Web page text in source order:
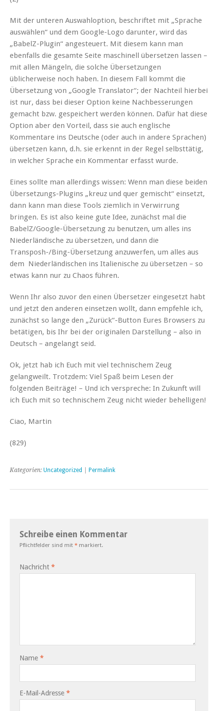
Mit der unteren Auswahloption, beschriftet mit „Sprache
auswählen“ und dem Google-Logo darunter, wird das
„BabelZ-Plugin“ angesteuert. Mit diesem kann man
ebenfalls die gesamte Seite maschinell übersetzen lassen –
mit allen Mängeln, die solche Übersetzungen
üblicherweise noch haben. In diesem Fall kommt die
Übersetzung von „Google Translator“; der Nachteil hierbei
ist nur, dass bei dieser Option keine Nachbesserungen
gemacht bzw. gespeichert werden können. Dafür hat diese
Option aber den Vorteil, dass sie auch englische
Kommentare ins Deutsche (oder auch in andere Sprachen)
übersetzen kann, d.h. sie erkennt in der Regel selbsttätig,
in welcher Sprache ein Kommentar erfasst wurde.
Eines sollte man allerdings wissen: Wenn man diese beiden
Übersetzungs-Plugins „kreuz und quer gemischt“ einsetzt,
dann kann man diese Tools ziemlich in Verwirrung
bringen. Es ist also keine gute Idee, zunächst mal die
BabelZ/Google-Übersetzung zu benutzen, um alles ins
Niederländische zu übersetzen, und dann die
Transposh-/Bing-Übersetzung anzuwerfen, um alles aus
dem Niederländischen ins Italienische zu übersetzen – so
etwas kann nur zu Chaos führen.
Wenn Ihr also zuvor den einen Übersetzer eingesetzt habt
und jetzt den anderen einsetzen wollt, dann empfehle ich,
zunächst so lange den „Zurück“-Button Eures Browsers zu
betätigen, bis Ihr bei der originalen Darstellung – also in
Deutsch – angelangt seid.
Ok, jetzt hab ich Euch mit viel technischem Zeug
gelangweilt. Trotzdem: Viel Spaß beim Lesen der
folgenden Beiträge! – Und ich verspreche: In Zukunft will
ich Euch mit so technischem Zeug nicht wieder behelligen!
Ciao, Martin
(829)
Kategorien: Uncategorized Permalink
Schreibe einen Kommentar
Pflichtfelder sind mit * markiert.
Nachricht *
Name *
E-Mail-Adresse *